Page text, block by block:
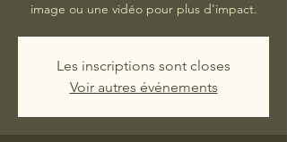
image ou une vidéo pour plus d'impact.
Les inscriptions sont closes
Voir autres événements